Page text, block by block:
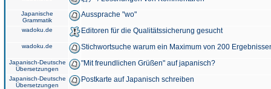
Japanische
Grammatik
Aussprache "wo"
wadoku.de Editoren für die Qualitätssicherung gesucht
wadoku.de Stichwortsuche warum ein Maximum von 200
Japanisch-Deutsche
Übersetzungen
"Mit freundlichen Grüßen" auf japanisch?
Japanisch-Deutsche
Übersetzungen
Postkarte auf Japanisch schreiben